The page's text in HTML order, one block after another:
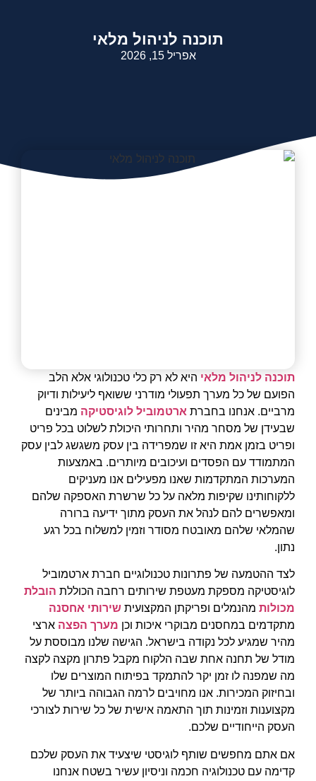
תוכנה לניהול מלאי
אפריל 15, 2026
תוכנה לניהול מלאי היא לא רק כלי טכנולוגי אלא הלב
הפועם של כל מערך תפעולי מודרני ששואף ליעילות ודיוק
מרביים. אנחנו בחברת ארטמוביל לוגיסטיקה מבינים
שבעידן של מסחר מהיר ותחרותי היכולת לשלוט בכל פריט
ופריט בזמן אמת היא זו שמפרידה בין עסק משגשג לבין עסק
המתמודד עם הפסדים ועיכובים מיותרים. באמצעות
המערכות המתקדמות שאנו מפעילים אנו מעניקים
ללקוחותינו שקיפות מלאה על כל שרשרת האספקה שלהם
ומאפשרים להם לנהל את העסק מתוך ידיעה ברורה
שהמלאי שלהם מאובטח מסודר וזמין למשלוח בכל רגע
נתון.
לצד ההטמעה של פתרונות טכנולוגיים חברת ארטמוביל
לוגיסטיקה מספקת מעטפת שירותים רחבה הכוללת הובלת
מכולות מהנמלים ופריקתן המקצועית שירותי אחסנה
מתקדמים במחסנים מבוקרי איכות וכן מערך הפצה ארצי
מהיר שמגיע לכל נקודה בישראל. הגישה שלנו מבוססת על
מודל של תחנה אחת שבה הלקוח מקבל פתרון מקצה לקצה
מה שמפנה לו זמן יקר להתמקד בפיתוח המוצרים שלו
ובחיזוק המכירות. אנו מחויבים לרמה הגבוהה ביותר של
מקצוענות וזמינות תוך התאמה אישית של כל שירות לצורכי
העסק הייחודיים שלכם.
אם אתם מחפשים שותף לוגיסטי שיצעיד את העסק שלכם
קדימה עם טכנולוגיה חכמה וניסיון עשיר בשטח אנחנו